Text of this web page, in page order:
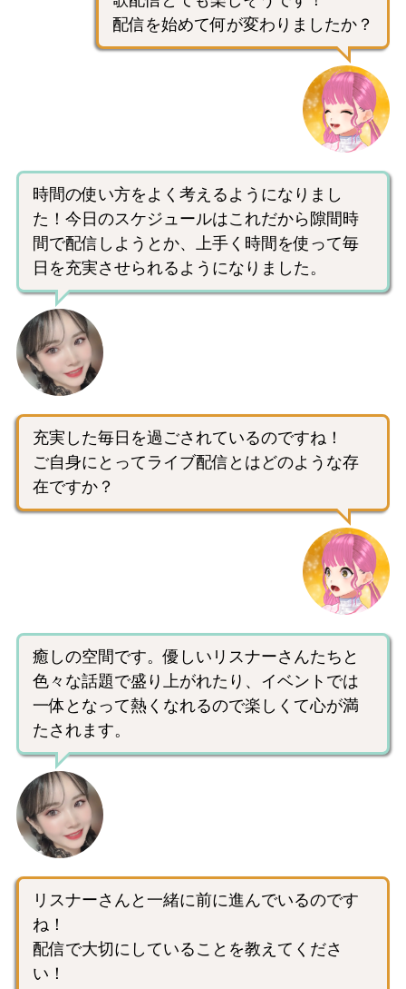
配信を始めて何が変わりましたか？
時間の使い方をよく考えるようになりまし
た！今日のスケジュールはこれだから隙間時
間で配信しようとか、上手く時間を使って毎
日を充実させられるようになりました。
充実した毎日を過ごされているのですね！
ご自身にとってライブ配信とはどのような存
在ですか？
癒しの空間です。優しいリスナーさんたちと
色々な話題で盛り上がれたり、イベントでは
一体となって熱くなれるので楽しくて心が満
たされます。
リスナーさんと一緒に前に進んでいるのです
ね！
配信で大切にしていることを教えてくださ
い！